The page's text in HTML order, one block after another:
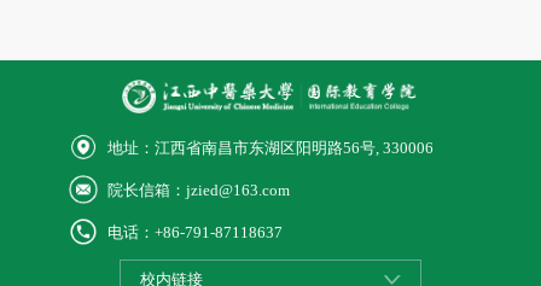
地址：江西省南昌市东湖区阳明路56号, 330006
院长信箱：jzied@163.com
电话：+86-791-87118637
校内链接